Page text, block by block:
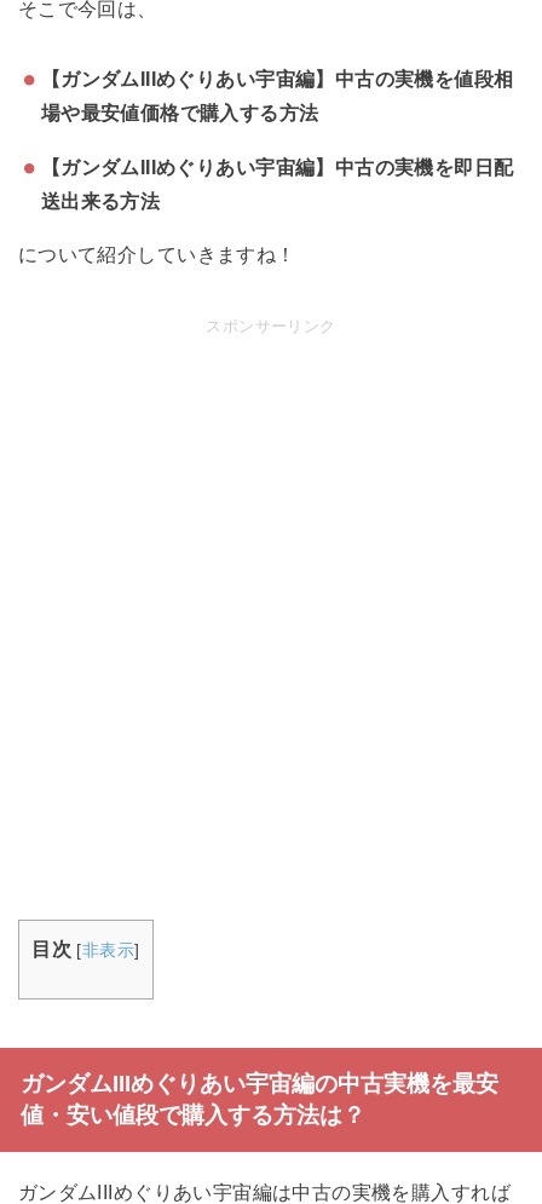
そこで今回は、
【ガンダムIIIめぐりあい宇宙編】中古の実機を値段相
場や最安値価格で購入する方法
【ガンダムIIIめぐりあい宇宙編】中古の実機を即日配
送出来る方法
について紹介していきますね！
スポンサーリンク
目次 [非表示]
ガンダムIIIめぐりあい宇宙編の中古実機を最安
値・安い値段で購入する方法は？
ガンダムIIIめぐりあい宇宙編は中古の実機を購入すれば